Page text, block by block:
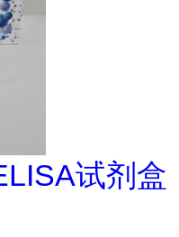
试剂盒